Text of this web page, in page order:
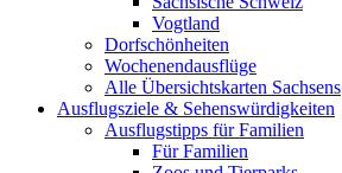
Vogtland
Dorfschönheiten
Wochenendausflüge
Alle Übersichtskarten Sachsens
Ausflugsziele & Sehenswürdigkeiten
Ausflugstipps für Familien
Für Familien